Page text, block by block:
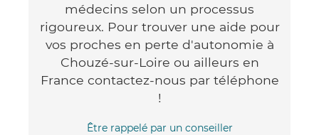
médecins selon un processus
rigoureux. Pour trouver une aide pour
vos proches en perte d'autonomie à
Chouzé-sur-Loire ou ailleurs en
France contactez-nous par téléphone
!
Être rappelé par un conseiller